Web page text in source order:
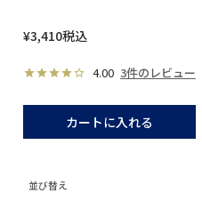
¥3,410税込
4.00 3件のレビュー
カートに入れる
並び替え